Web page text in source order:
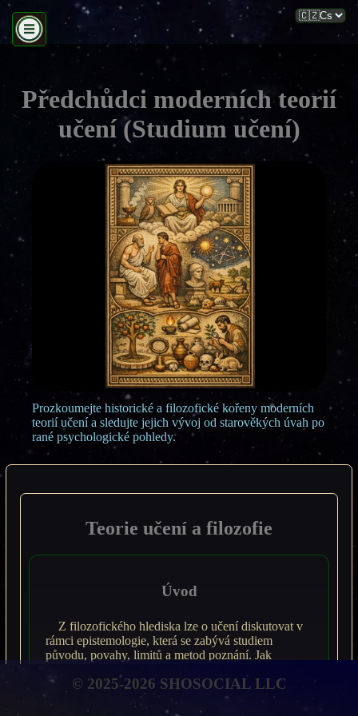
Předchůdci moderních teorií
učení (Studium učení)
Prozkoumejte historické a filozofické kořeny moderních
teorií učení a sledujte jejich vývoj od starověkých úvah po
rané psychologické pohledy.
Teorie učení a filozofie
Úvod
Z filozofického hlediska lze o učení diskutovat v
rámci epistemologie, která se zabývá studiem
původu, povahy, limitů a metod poznání. Jak
Jaký je zdroj poznání? Složitost lidského učení
ilustruje tento úryvek z Platónova Menóna (427?–
347? př. n. l.):
© 2025-2026 SHOSOCIAL LLC